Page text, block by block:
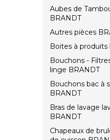
Aubes de
BRANDT
Autres pièces
Boites à
Bouchons -
linge BRANDT
Bouchons bac à
BRANDT
Bras de lavage
BRANDT
Chapeaux de